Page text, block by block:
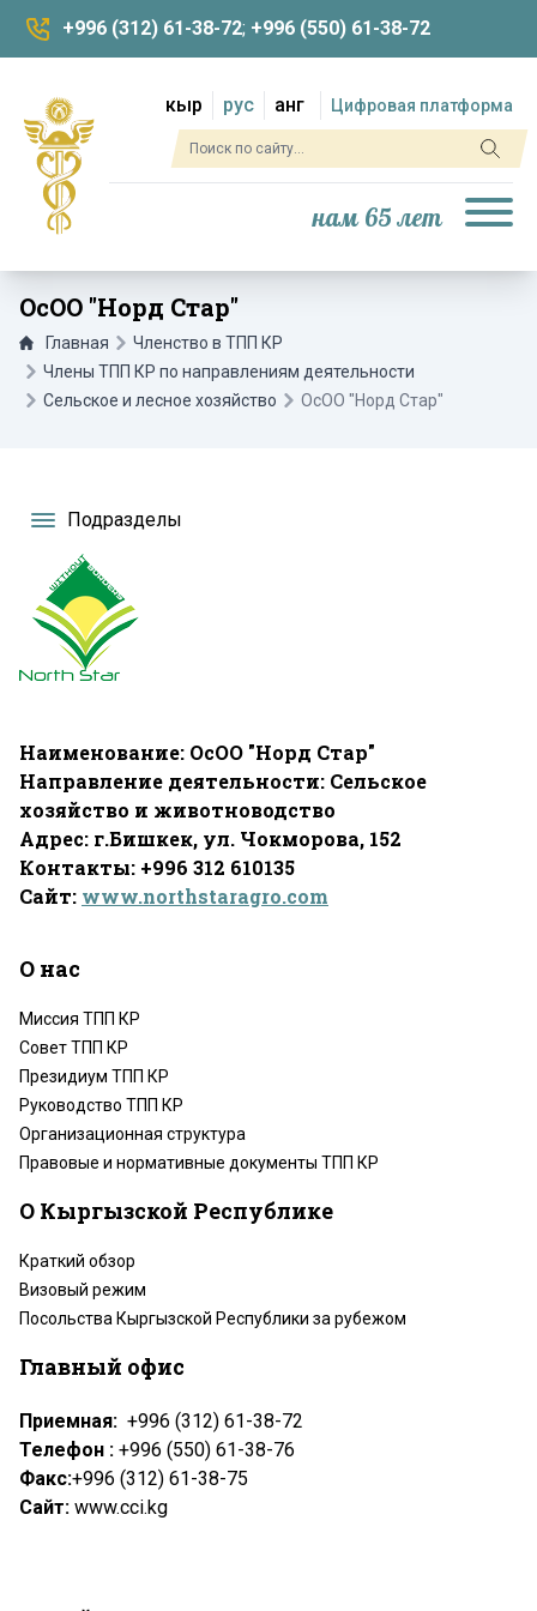
+996 (312) 61-38-72; +996 (550) 61-38-72
кыр рус анг Цифровая платформа
нам 65 лет
ОсОО "Норд Стар"
Главная
Членство в ТПП КР
Члены ТПП КР по направлениям деятельности
Сельское и лесное хозяйство
ОсОО "Норд Стар"
Подразделы
Наименование: ОсОО "Норд Стар"
Направление деятельности: Сельское
хозяйство и животноводство
Адрес: г.Бишкек, ул. Чокморова, 152
Контакты: +996 312 610135
Сайт: www.northstaragro.com
О нас
Миссия ТПП КР
Совет ТПП КР
Президиум ТПП КР
Руководство ТПП КР
Организационная структура
Правовые и нормативные документы ТПП КР
О Кыргызской Республике
Краткий обзор
Визовый режим
Посольства Кыргызской Республики за рубежом
Главный офис
Приемная: +996 (312) 61-38-72
Телефон : +996 (550) 61-38-76
Факс:+996 (312) 61-38-75
Сайт: www.cci.kg